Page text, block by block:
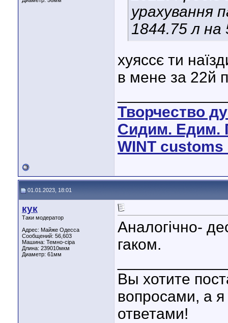
урахування
1844.75 л на
хуяссє ти
в мене за 22й
Творчество
Сидим. Едим.
WINT customs
01.01.2023, 18:01
кук
Таки модератор
Адрес: Майже Одесса
Сообщений: 56,603
Машина: Темно-сіра
Длина: 239010мкм
Диаметр: 61мм
Аналогічно-
гаком.
Вы хотите
вопросами, а
ответами!